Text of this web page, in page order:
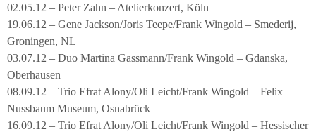
02.05.12 – Peter Zahn – Atelierkonzert, Köln
19.06.12 – Gene Jackson/Joris Teepe/Frank Wingold – Smederij,
Groningen, NL
03.07.12 – Duo Martina Gassmann/Frank Wingold – Gdanska,
Oberhausen
08.09.12 – Trio Efrat Alony/Oli Leicht/Frank Wingold – Felix
Nussbaum Museum, Osnabrück
16.09.12 – Trio Efrat Alony/Oli Leicht/Frank Wingold – Hessischer